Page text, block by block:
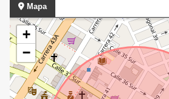
Mapa
+
−